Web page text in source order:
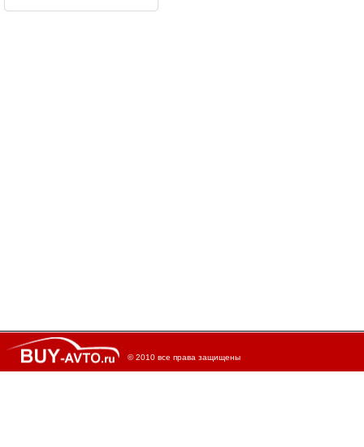
© 2010 все права защищены